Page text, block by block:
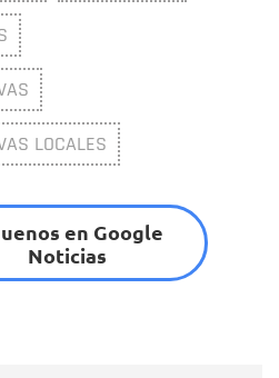
LOCALES
en Google
Noticias